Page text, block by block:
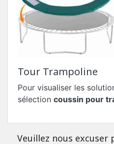
Tour Trampoline
Pour visualiser les
sélection coussin pour
Veuillez nous excuser